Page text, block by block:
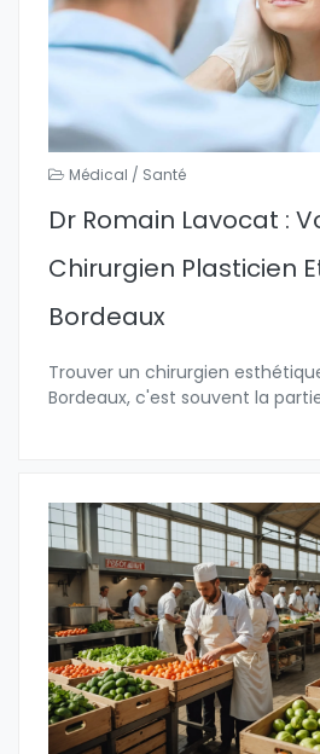
Médical / Santé
Dr Romain Lavocat :
Chirurgien Plasticien
Bordeaux
Trouver un chirurgien
Bordeaux, c'est souvent la